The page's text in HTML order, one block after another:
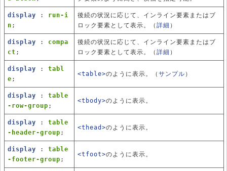
display : run-i
n ;
後続の状況に応じて、インライン要素またはブ
ロック要素として表示。（ 詳細 ）
display : compa
ct ;
後続の状況に応じて、インライン要素またはブ
ロック要素として表示。（ 詳細 ）
display : tabl
e ;
<table>のように表示。（ サンプル ）
display : table
-row-group ;
<tbody>のように表示。
display : table
-header-group ;
<thead>のように表示。
display : table
-footer-group ;
<tfoot>のように表示。